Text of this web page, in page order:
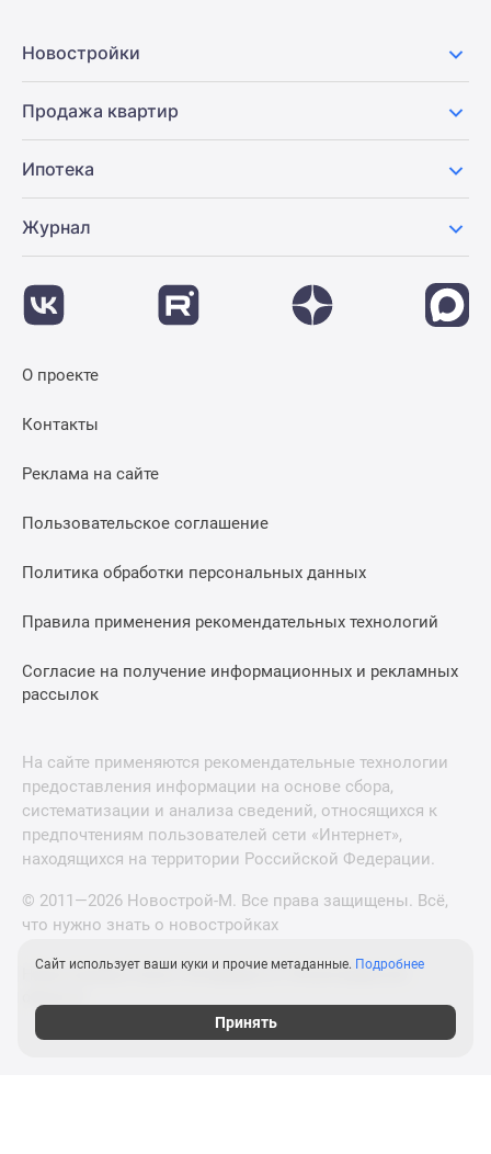
Новостройки
Продажа квартир
Ипотека
Журнал
О проекте
Контакты
Реклама на сайте
Пользовательское соглашение
Политика обработки персональных данных
Правила применения рекомендательных технологий
Согласие на получение информационных и рекламных
рассылок
На сайте применяются рекомендательные технологии
предоставления информации на основе сбора,
систематизации и анализа сведений, относящихся к
предпочтениям пользователей сети «Интернет»,
находящихся на территории Российской Федерации.
© 2011—2026 Новострой-М. Все права защищены. Всё,
что нужно знать о новостройках
Новостройки Санкт-Петербурга и Ленинградской
Сайт использует ваши куки и прочие метаданные. Подробнее
Принять